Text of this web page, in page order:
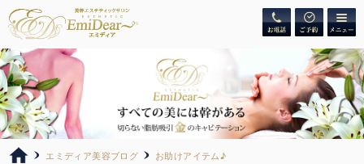
エミディア美容ブログ お助けアイテム♪